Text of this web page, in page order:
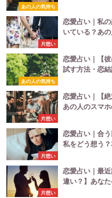
あの人の気持ち
片想い
恋愛占い｜私
いている？あ
あの人の気持ち
恋愛占い｜【
試す方法・恋
片想い
恋愛占い｜【
あの人のスマ
片想い
恋愛占い｜合
私をどう想う
片想い
恋愛占い｜最
違い？】あな